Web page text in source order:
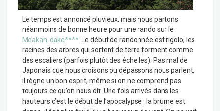
Le temps est annoncé pluvieux, mais nous partons
néanmoins de bonne heure pour une rando sur le
Meakan-dake**** . Le début de randonnée est rigolo, les
racines des arbres qui sortent de terre forment comme
des escaliers (parfois plutôt des échelles). Pas mal de
Japonais que nous croisons ou dépassons nous parlent,
il règne un bon esprit, même si on ne comprend pas
toujours ce qu’on nous dit. Une fois arrivés dans les
hauteurs c’est le début de l’apocalypse : la brume est